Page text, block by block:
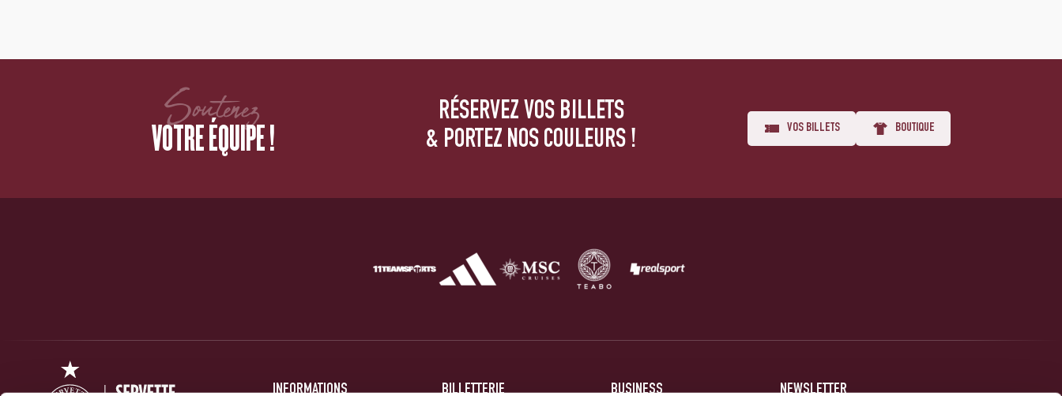
Soutenez
VOTRE ÉQUIPE !
RÉSERVEZ VOS BILLETS
& PORTEZ NOS COULEURS !
VOS BILLETS BOUTIQUE
INFORMATIONS BILLETTERIE BUSINESS NEWSLETTER